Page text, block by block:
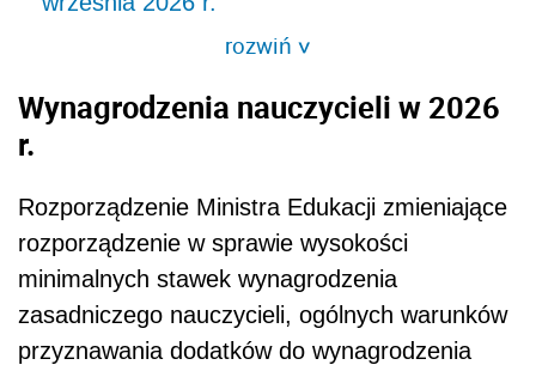
rozwiń>
Wynagrodzenia nauczycieli w 2026
r.
Rozporządzenie Ministra Edukacji zmieniające
rozporządzenie w sprawie wysokości
minimalnych stawek wynagrodzenia
zasadniczego nauczycieli, ogólnych warunków
przyznawania dodatków do wynagrodzenia